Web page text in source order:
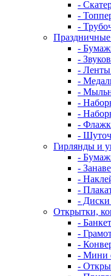
-
-
-
-
-
- Ленты
-
-
-
-
-
-
Гирлянды и
-
-
-
-
-
Открытки,
-
-
-
- Мини
-